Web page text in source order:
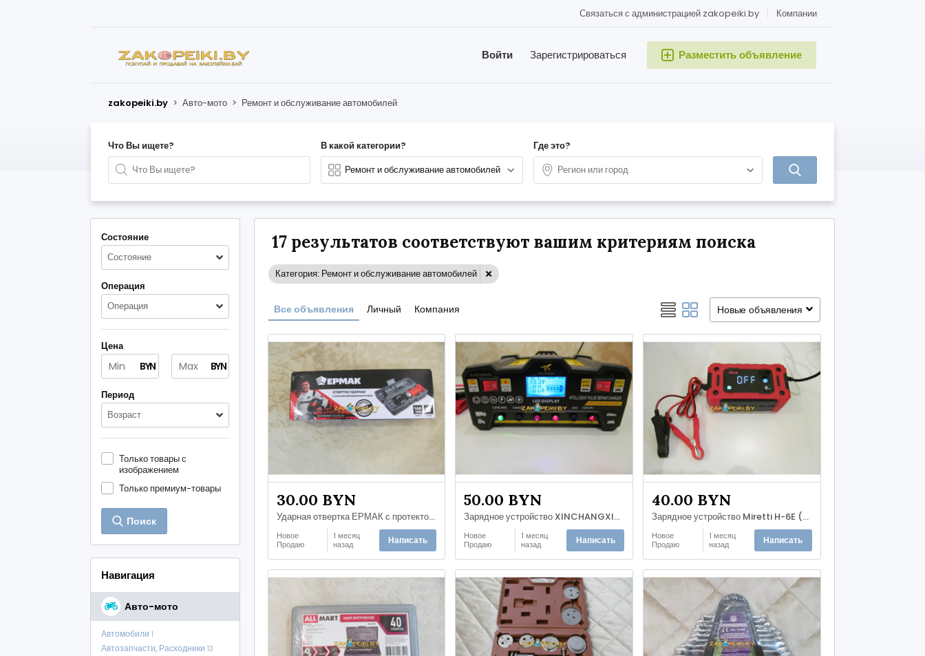
Компании
Связаться с администрацией zakopeiki.by
Разместить объявление
Зарегистрироваться
Войти
zakopeiki.by > Авто-мото > Ремонт и обслуживание автомобилей
Что Вы ищете? В какой категории? Где это?
Состояние
Состояние
Операция
Операция
Цена
BYN BYN
Период
Возраст
Только товары с
изображением
Только премиум-товары
Поиск
Навигация
Авто-мото
Автомобили 1
Автозапчасти, Расходники 13
17 результатов соответствуют вашим критериям поиска
Категория: Ремонт и обслуживание автомобилей
Все объявления Личный Компания Новые объявления
30.00 BYN
Ударная отвертка ЕРМАК с протектором и 6 насадками в пластиковом кейсе
Новое
Продаю
1 месяц
назад
Написать
50.00 BYN
Зарядное устройство XINCHANGXIN ZL-2023 12V-12A; 24V-8A.
Новое
Продаю
1 месяц
назад
Написать
40.00 BYN
Зарядное устройство Miretti H-6E (сенсорный экран) 12v-6A, все виды АКБ.
Новое
Продаю
1 месяц
назад
Написать